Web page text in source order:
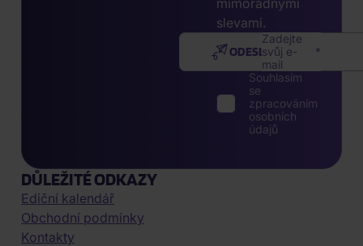
slevami.
Zadejte
svůj e-
mail
ODESLAT
Souhlasím
se
zpracováním
osobních
údajů
DŮLEŽITÉ ODKAZY
Ediční kalendář
Obchodní podmínky
Kontakty